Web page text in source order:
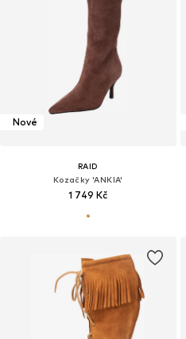
Nové
RAID
Kozačky 'ANKIA'
1 749 Kč